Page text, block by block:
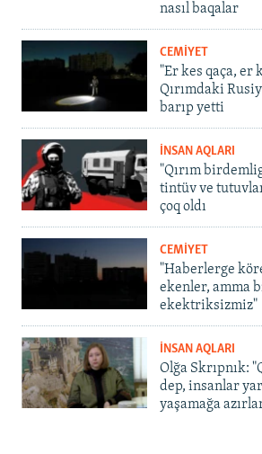
nasıl baqalar
CEMİYET
"Er kes qaça, er
Qırımdaki
barıp yetti
İNSAN AQLARI
"Qırım
tintüv ve
çoq oldı
CEMİYET
"Haberlerge
ekenler, amma
ekektriksizmiz"
İNSAN AQLARI
Olğa Skrıpnık:
dep, insanlar
yaşamağa